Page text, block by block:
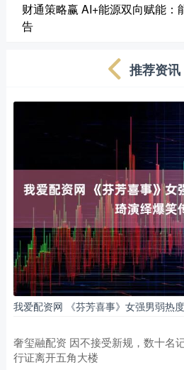
财通策略赢 AI+能源双向赋能：
告
推荐资讯
我爱配资网 《芬芳喜事》女强男弱热
奢玺融配资 因不接受新规，数十名
行证离开五角大楼